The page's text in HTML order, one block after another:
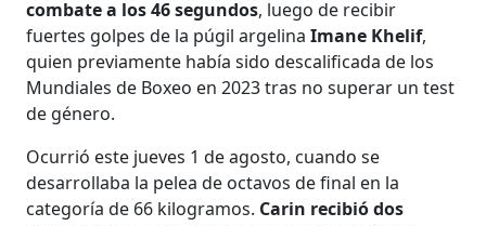
combate a los 46 segundos, luego de recibir
fuertes golpes de la púgil argelinaImane Khelif,
quien previamente había sido descalificada de los
Mundiales de Boxeo en 2023 tras no superar un test
de género.
Ocurrió este jueves 1 de agosto, cuando se
desarrollaba la pelea de octavos de final en la
categoría de 66 kilogramos. Carin recibió dos